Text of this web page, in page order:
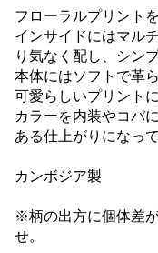
フローラルプリント
インサイドにはマル
り気なく配し、シン
本体にはソフトで革
可愛らしいプリント
カラーを内装やコバ
ある仕上がりになって
カンボジア製
※柄の出方に個体差
せ。